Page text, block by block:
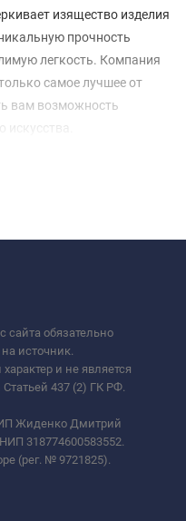
изящество изделия
прочность
легкость. Компания
самое лучшее от
вам возможность
сайта обязательно
источник.
и не является
437 (2) ГК РФ.
Жиденко Дмитрий
318774600583552.
(рег. № 9721825).